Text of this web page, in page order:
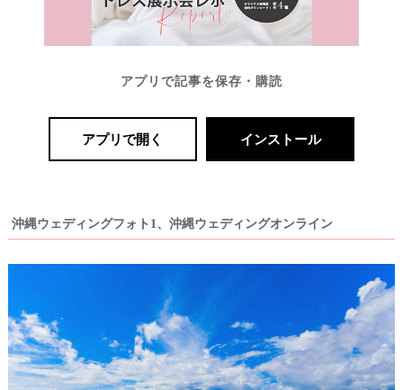
アプリで記事を保存・購読
アプリで開く インストール
沖縄ウェディングフォト1、沖縄ウェディングオンライン
結
の
段